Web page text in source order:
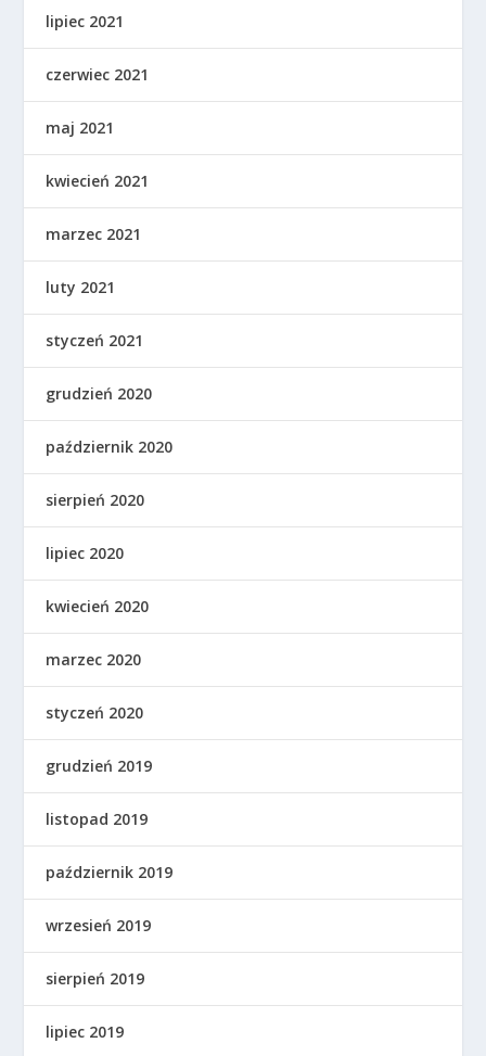
lipiec 2021
czerwiec 2021
maj 2021
kwiecień 2021
marzec 2021
luty 2021
styczeń 2021
grudzień 2020
październik 2020
sierpień 2020
lipiec 2020
kwiecień 2020
marzec 2020
styczeń 2020
grudzień 2019
listopad 2019
październik 2019
wrzesień 2019
sierpień 2019
lipiec 2019